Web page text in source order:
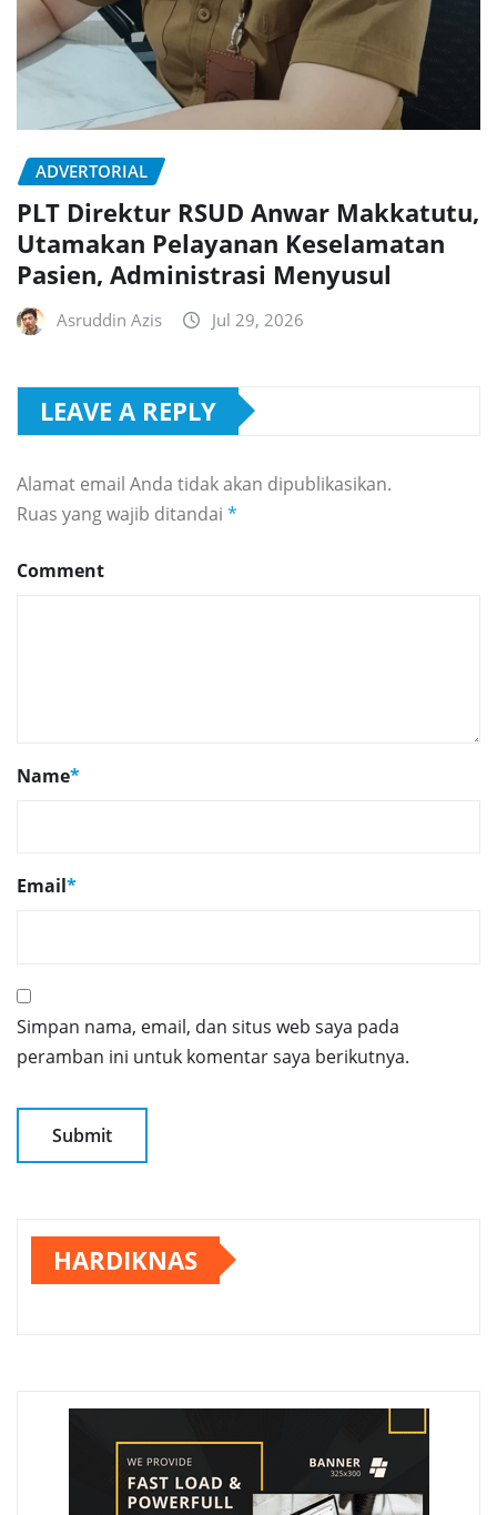
ADVERTORIAL
PLT Direktur RSUD Anwar Makkatutu,
Utamakan Pelayanan Keselamatan
Pasien, Administrasi Menyusul
Asruddin Azis Jul 29, 2026
LEAVE A REPLY
Alamat email Anda tidak akan dipublikasikan.
Ruas yang wajib ditandai *
Comment
Name*
Email*
Simpan nama, email, dan situs web saya pada
peramban ini untuk komentar saya berikutnya.
HARDIKNAS